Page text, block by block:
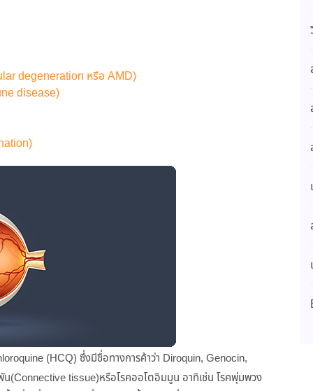
degeneration หรือ AMD)
disease)
(HCQ) ซึ่งมีชื่อทางการค้าว่า Diroquin, Genocin,
(Connective tissue)หรือโรคออโตอิมมูน อาทิเช่น โรคพุ่มพวง